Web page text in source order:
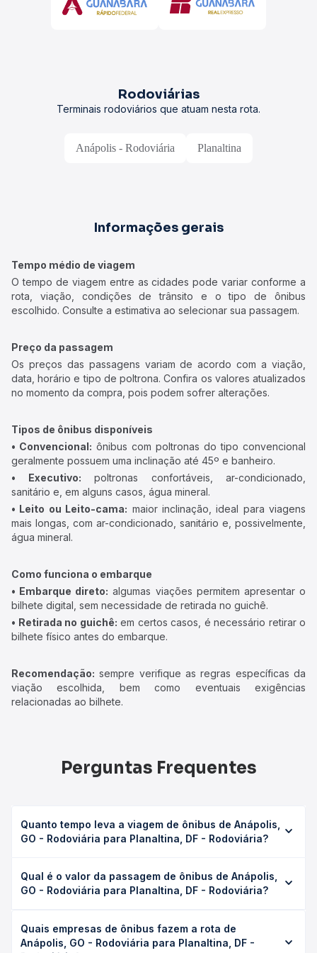
Rodoviárias
Terminais rodoviários que atuam nesta rota.
Anápolis - Rodoviária Planaltina
Informações gerais
Tempo médio de viagem
O tempo de viagem entre as cidades pode variar conforme a
rota, viação, condições de trânsito e o tipo de ônibus
escolhido. Consulte a estimativa ao selecionar sua passagem.
Preço da passagem
Os preços das passagens variam de acordo com a viação,
data, horário e tipo de poltrona. Confira os valores atualizados
no momento da compra, pois podem sofrer alterações.
Tipos de ônibus disponíveis
• Convencional: ônibus com poltronas do tipo convencional
geralmente possuem uma inclinação até 45º e banheiro.
• Executivo: poltronas confortáveis, ar-condicionado,
sanitário e, em alguns casos, água mineral.
• Leito ou Leito-cama: maior inclinação, ideal para viagens
mais longas, com ar-condicionado, sanitário e, possivelmente,
água mineral.
Como funciona o embarque
• Embarque direto: algumas viações permitem apresentar o
bilhete digital, sem necessidade de retirada no guichê.
• Retirada no guichê: em certos casos, é necessário retirar o
bilhete físico antes do embarque.
Recomendação: sempre verifique as regras específicas da
viação escolhida, bem como eventuais exigências
relacionadas ao bilhete.
Perguntas Frequentes
Quanto tempo leva a viagem de ônibus de Anápolis,
GO - Rodoviária para Planaltina, DF - Rodoviária?
Planaltina, DF - Rodoviária leva em média 4h 50min,
podendo variar conforme a viação, o tipo de serviço
disponíveis e vê a duração exata de cada opção na data
desejada.
Qual é o valor da passagem de ônibus de Anápolis,
GO - Rodoviária para Planaltina, DF - Rodoviária?
Rodoviária para Planaltina, DF - Rodoviária custa em média
R$ 165,78 e varia conforme a data da viagem, a empresa,
Quais empresas de ônibus fazem a rota de
Anápolis, GO - Rodoviária para Planaltina, DF -